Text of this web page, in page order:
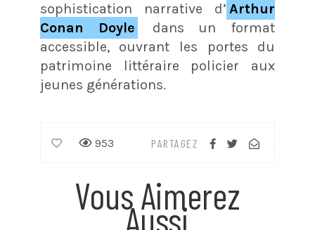
sophistication narrative d’ Arthur
Conan Doyle
dans un format
accessible, ouvrant les portes du
patrimoine littéraire policier aux
jeunes générations.
PARTAGEZ
953
Vous Aimerez
Aussi